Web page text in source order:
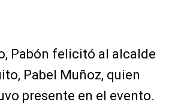
Pabón felicitó al alcalde
Pabel Muñoz, quien
presente en el evento.